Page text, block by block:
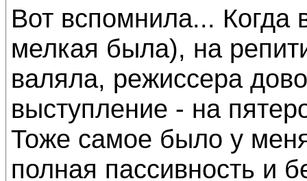
Вот вспомнила... Когда
мелкая была), на
валяла, режиссера
выступление - на
Тоже самое было у
полная пассивность и